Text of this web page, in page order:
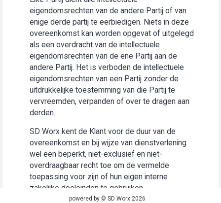
eigendomsrechten van de andere Partij of van
enige derde partij te eerbiedigen. Niets in deze
overeenkomst kan worden opgevat of uitgelegd
als een overdracht van de intellectuele
eigendomsrechten van de ene Partij aan de
andere Partij. Het is verboden de intellectuele
eigendomsrechten van een Partij zonder de
uitdrukkelijke toestemming van die Partij te
vervreemden, verpanden of over te dragen aan
derden.
SD Worx kent de Klant voor de duur van de
overeenkomst en bij wijze van dienstverlening
wel een beperkt, niet-exclusief en niet-
overdraagbaar recht toe om de vermelde
toepassing voor zijn of hun eigen interne
zakelijke doeleinden te gebruiken
(“Gebruiksrecht”).powered by © SD Worx 2026